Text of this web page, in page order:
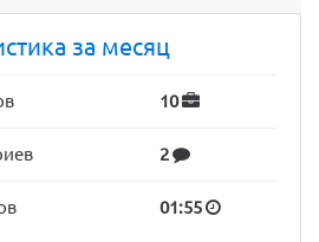
за месяц
10
2
01:55